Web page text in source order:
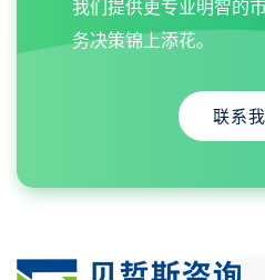
我们提供更专业明智的
务决策锦上添花。
联系